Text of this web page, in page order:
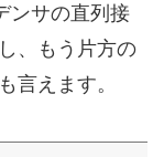
ンサの直列接
、もう片方の
言えます。